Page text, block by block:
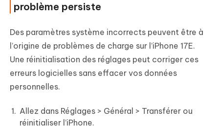
problème persiste
Des paramètres système incorrects peuvent être à
l’origine de problèmes de charge sur l’iPhone 17E.
Une réinitialisation des réglages peut corriger ces
erreurs logicielles sans effacer vos données
personnelles.
Allez dans Réglages > Général > Transférer ou
réinitialiser l’iPhone.